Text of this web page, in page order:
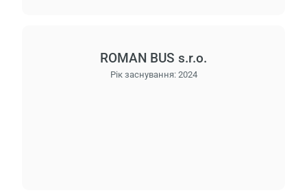
ROMAN BUS s.r.o.
Рік заснування: 2024